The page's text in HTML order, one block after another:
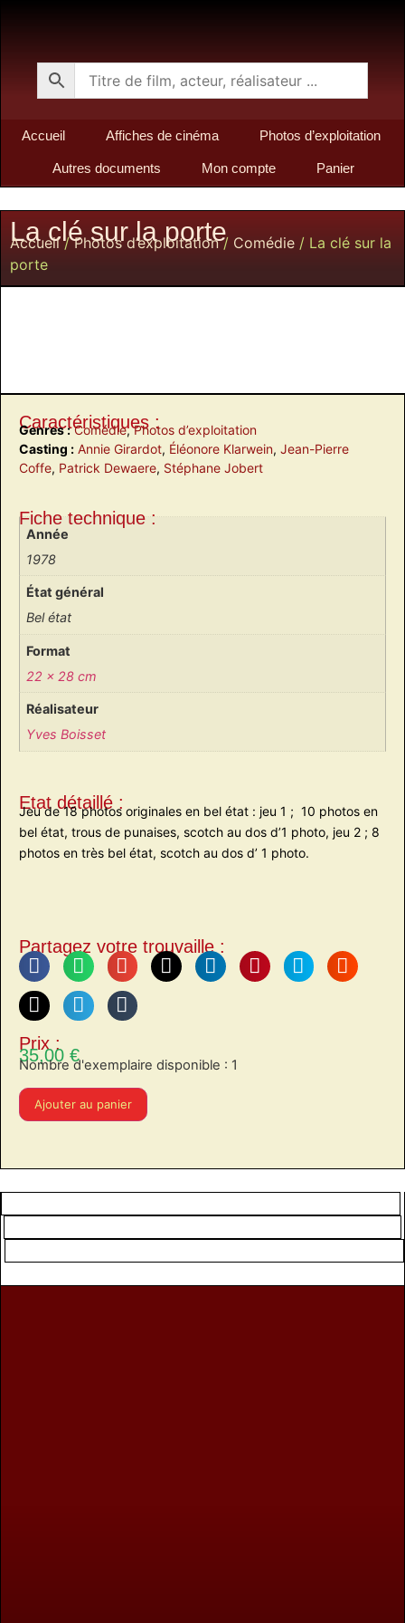
Accueil Affiches de cinéma Photos d’exploitation
Autres documents Mon compte Panier
La clé sur la porte
Accueil/Photos d’exploitation/ Comédie / La clé sur la
porte
Caractéristiques :
Genres : Comédie,Photos d’exploitation
Casting : Annie Girardot, Éléonore Klarwein, Jean-Pierre
Coffe, Patrick Dewaere, Stéphane Jobert
Fiche technique :
Année
1978
État général
Bel état
Format
22 x 28 cm
Réalisateur
Yves Boisset
Etat détaillé :
Jeu de 18 photos originales en bel état : jeu 1 ; 10 photos en
bel état, trous de punaises, scotch au dos d’1 photo, jeu 2 ; 8
photos en très bel état, scotch au dos d’ 1 photo.
Partagez votre trouvaille :
Prix :
35,00 €
Nombre d'exemplaire disponible : 1
Ajouter au panier